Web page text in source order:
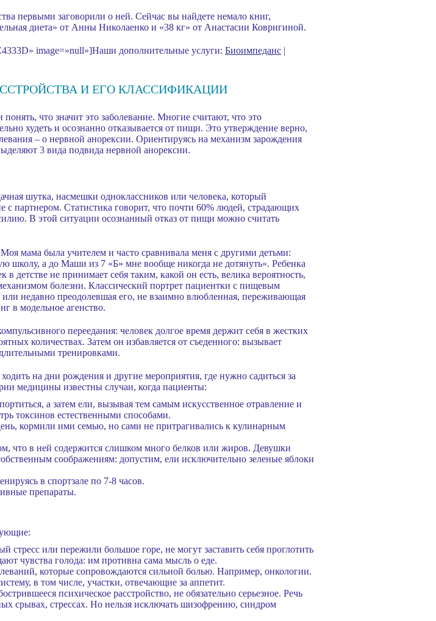
первыми заговорили о ней. Сейчас вы найдете немало книг,
диета» от Анны Николаенко и «38 кг» от Анастасии Ковригиной.
image=»null»]Наши дополнительные услуги: Биоимпеданс |
И ЕГО КЛАССИФИКАЦИИ
что значит это заболевание. Многие считают, что это
худеть и осознанно отказывается от пищи. Это утверждение верно,
– о нервной анорексии. Ориентируясь на механизм зарождения
3 вида подвида нервной анорексии.
шутка, насмешки одноклассников или человека, который
с партнером. Статистика говорит, что почти 60% людей, страдающих
В этой ситуации осознанный отказ от пищи можно считать
мама была учителем и часто сравнивала меня с другими детьми:
школу, а до Маши из 7 «Б» мне вообще никогда не дотянуть». Ребенка
детстве не принимает себя таким, какой он есть, велика вероятность,
болезни. Классический портрет пациентки с пищевым
недавно преодолевшая его, не взаимно влюбленная, переживающая
в модельное агенство.
переедания: человек долгое время держит себя в жестких
количествах. Затем он избавляется от съеденного: вызывает
тренировками.
на дни рождения и другие мероприятия, где нужно садиться за
медицины известны случаи, когда пациенты:
а затем ели, вызывая тем самым искусственное отравление и
токсинов естественными способами.
кормили ими семью, но сами не притрагивались к кулинарным
что в ней содержится слишком много белков или жиров. Девушки
соображениям: допустим, ели исключительно зеленые яблоки
в спортзале по 7-8 часов.
препараты.
стресс или пережили большое горе, не могут заставить себя проглотить
чувства голода: им противна сама мысль о еде.
которые сопровождаются сильной болью. Например, онкологии.
в том числе, участки, отвечающие за аппетит.
психическое расстройство, не обязательно серьезное. Речь
срывах, стрессах. Но нельзя исключать шизофрению, синдром